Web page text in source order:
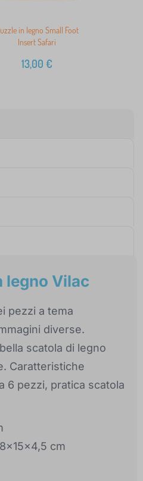
in legno Small Foot
Insert Safari
13,00 €
legno Vilac
pezzi a tema
diverse.
scatola di legno
Caratteristiche
6 pezzi, pratica scatola
cm